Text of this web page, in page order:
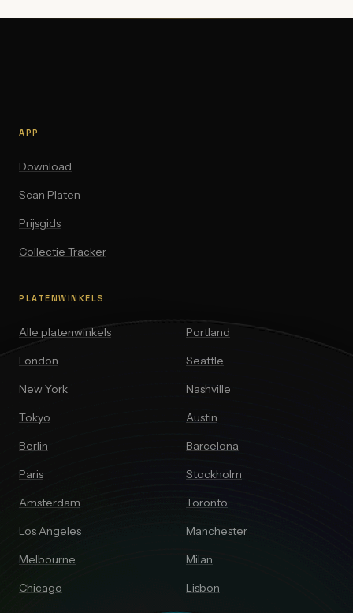
APP
Download
Scan Platen
Prijsgids
Collectie Tracker
PLATENWINKELS
Alle platenwinkels
London
New York
Tokyo
Berlin
Paris
Amsterdam
Los Angeles
Melbourne
Chicago
Portland
Seattle
Nashville
Austin
Barcelona
Stockholm
Toronto
Manchester
Milan
Lisbon